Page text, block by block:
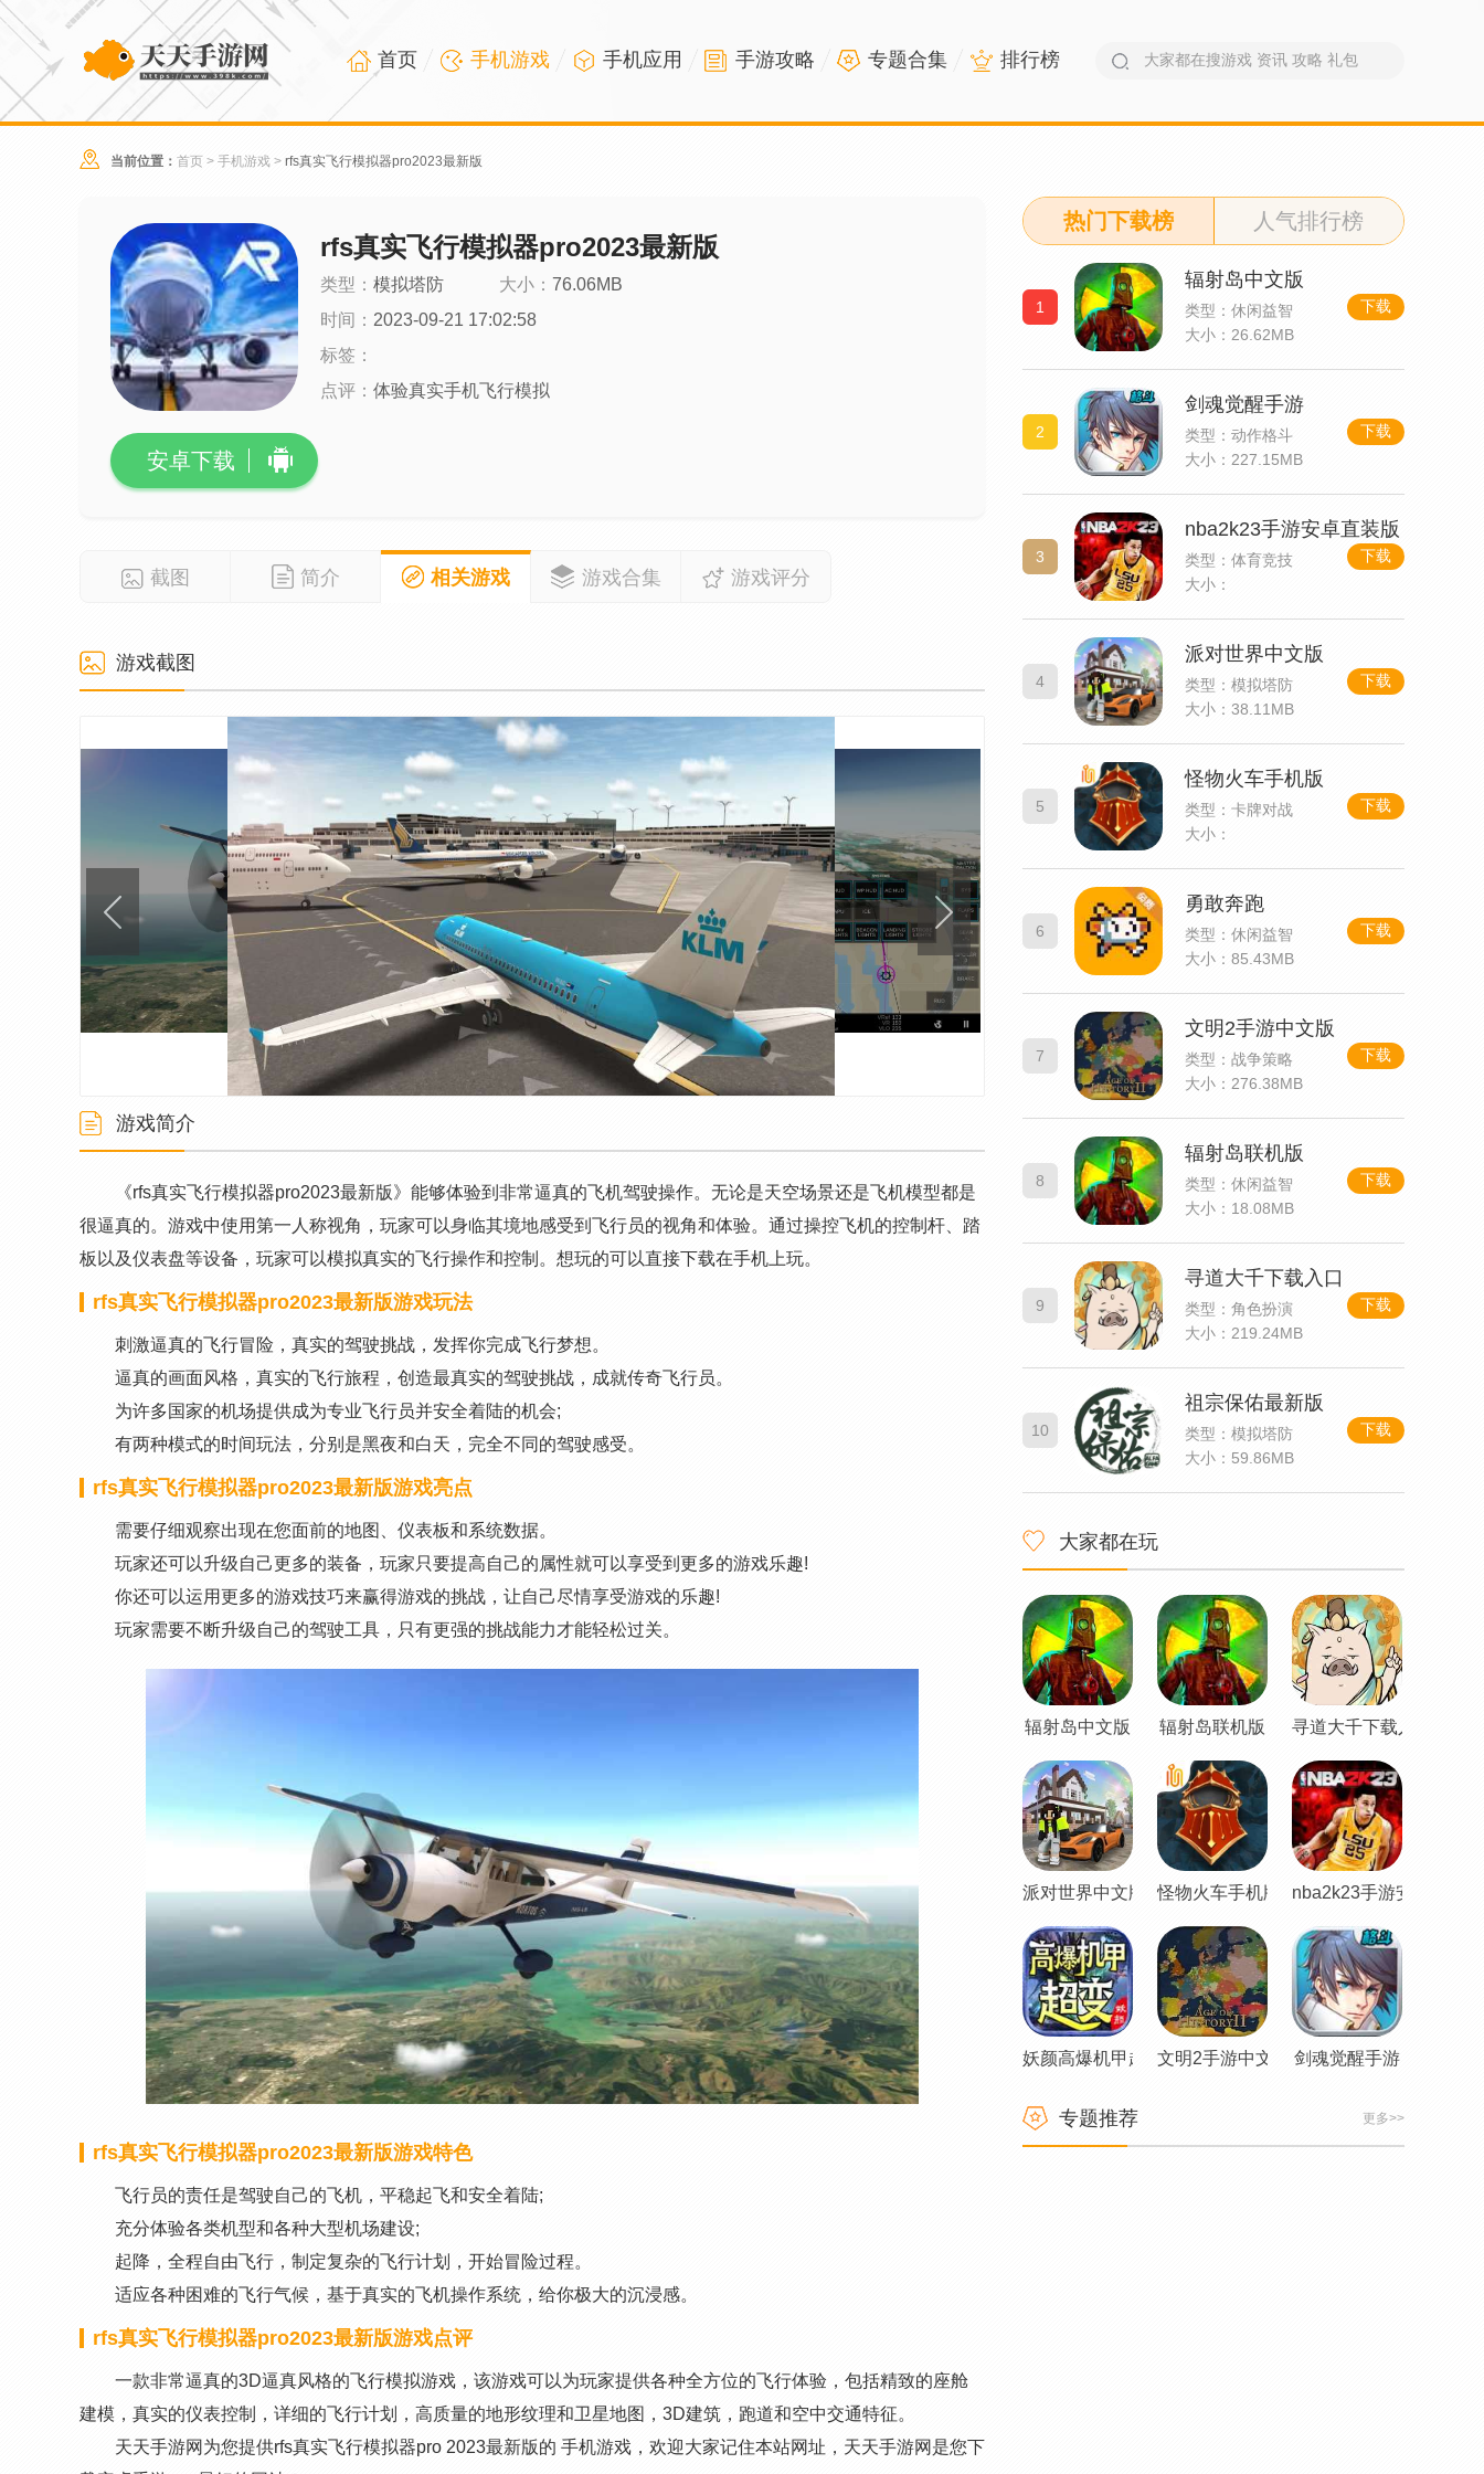
首页 手机游戏 手机应用 手游攻略 专题合集 排行榜
当前位置： 首页 > 手机游戏 > rfs真实飞行模拟器pro2023最新版
rfs真实飞行模拟器pro2023最新版
类型： 模拟塔防 大小： 76.06MB
时间： 2023-09-21 17:02:58
标签：
点评： 体验真实手机飞行模拟
安卓下载
截图 简介 相关游戏 游戏合集 游戏评分
游戏截图
游戏简介
《rfs真实飞行模拟器pro2023最新版》能够体验到非常逼真的飞机驾驶操作。无论是天空场景还是飞机模型都是
很逼真的。游戏中使用第一人称视角，玩家可以身临其境地感受到飞行员的视角和体验。通过操控飞机的控制杆、踏
板以及仪表盘等设备，玩家可以模拟真实的飞行操作和控制。想玩的可以直接下载在手机上玩。
rfs真实飞行模拟器pro2023最新版游戏玩法
刺激逼真的飞行冒险，真实的驾驶挑战，发挥你完成飞行梦想。
逼真的画面风格，真实的飞行旅程，创造最真实的驾驶挑战，成就传奇飞行员。
为许多国家的机场提供成为专业飞行员并安全着陆的机会;
有两种模式的时间玩法，分别是黑夜和白天，完全不同的驾驶感受。
rfs真实飞行模拟器pro2023最新版游戏亮点
需要仔细观察出现在您面前的地图、仪表板和系统数据。
玩家还可以升级自己更多的装备，玩家只要提高自己的属性就可以享受到更多的游戏乐趣!
你还可以运用更多的游戏技巧来赢得游戏的挑战，让自己尽情享受游戏的乐趣!
玩家需要不断升级自己的驾驶工具，只有更强的挑战能力才能轻松过关。
rfs真实飞行模拟器pro2023最新版游戏特色
飞行员的责任是驾驶自己的飞机，平稳起飞和安全着陆;
充分体验各类机型和各种大型机场建设;
起降，全程自由飞行，制定复杂的飞行计划，开始冒险过程。
适应各种困难的飞行气候，基于真实的飞机操作系统，给你极大的沉浸感。
rfs真实飞行模拟器pro2023最新版游戏点评
一款非常逼真的3D逼真风格的飞行模拟游戏，该游戏可以为玩家提供各种全方位的飞行体验，包括精致的座舱
建模，真实的仪表控制，详细的飞行计划，高质量的地形纹理和卫星地图，3D建筑，跑道和空中交通特征。
天天手游网为您提供rfs真实飞行模拟器pro 2023最新版的 手机游戏，欢迎大家记住本站网址，天天手游网是您下
热门下载榜 人气排行榜
1
辐射岛中文版
类型：休闲益智
大小：26.62MB
下载
2
剑魂觉醒手游
类型：动作格斗
大小：227.15MB
下载
3
nba2k23手游安卓直装版
类型：体育竞技
大小：
下载
4
派对世界中文版
类型：模拟塔防
大小：38.11MB
下载
5
怪物火车手机版
类型：卡牌对战
大小：
下载
6
勇敢奔跑
类型：休闲益智
大小：85.43MB
下载
7
文明2手游中文版
类型：战争策略
大小：276.38MB
下载
8
辐射岛联机版
类型：休闲益智
大小：18.08MB
下载
9
寻道大千下载入口
类型：角色扮演
大小：219.24MB
下载
10
祖宗保佑最新版
类型：模拟塔防
大小：59.86MB
下载
大家都在玩
辐射岛中文版 辐射岛联机版 寻道大千下载入口
派对世界中文版 怪物火车手机版 nba2k23手游安卓直装版
妖颜高爆机甲超变传奇文明2手游中文版 剑魂觉醒手游
专题推荐 更多>>